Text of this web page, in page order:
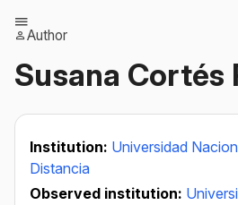
Author
Susana Cortés
Institution: Universidad
Distancia
Observed institution: